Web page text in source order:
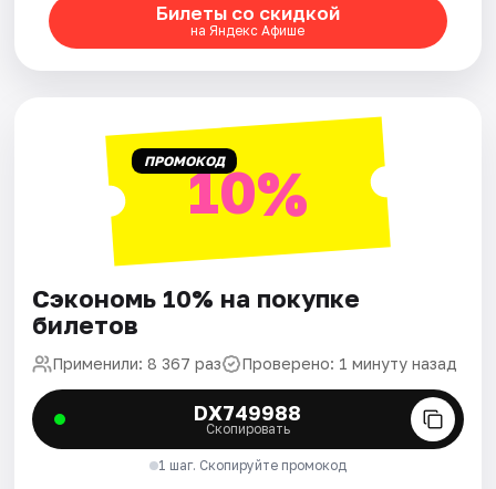
Билеты со скидкой
на Яндекс Афише
ПРОМОКОД10%
Сэкономь 10% на покупке
билетов
Применили: 8 367 раз Проверено: 1 минуту назад
DX749988
Скопировать
1 шаг. Скопируйте промокод